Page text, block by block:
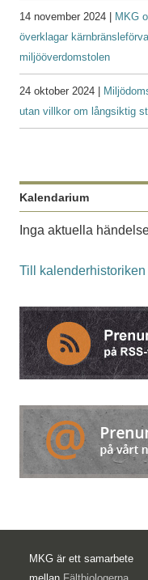
14 november 2024 |
MKG
överklagar
miljööverdomstolen
24 oktober 2024 |
utan villkor om långsiktig
Kalendarium
Inga aktuella
Till kalenderhistoriken
MKG är ett samarbete